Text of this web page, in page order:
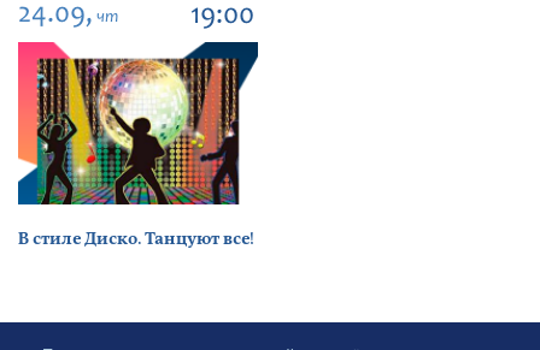
24.09, чт 19:00
В стиле Диско. Танцуют все!